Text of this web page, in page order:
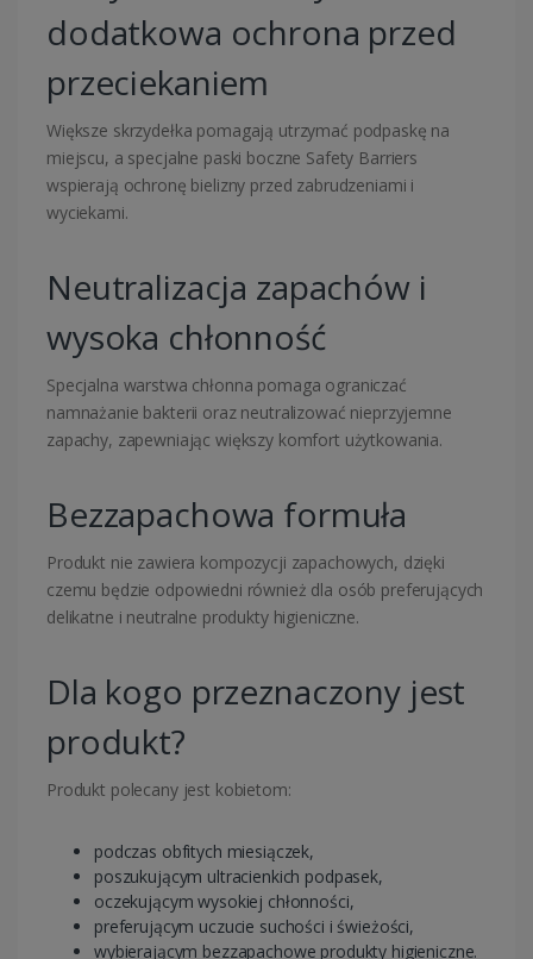
dodatkowa ochrona przed
przeciekaniem
Większe skrzydełka pomagają utrzymać podpaskę na
miejscu, a specjalne paski boczne Safety Barriers
wspierają ochronę bielizny przed zabrudzeniami i
wyciekami.
Neutralizacja zapachów i
wysoka chłonność
Specjalna warstwa chłonna pomaga ograniczać
namnażanie bakterii oraz neutralizować nieprzyjemne
zapachy, zapewniając większy komfort użytkowania.
Bezzapachowa formuła
Produkt nie zawiera kompozycji zapachowych, dzięki
czemu będzie odpowiedni również dla osób preferujących
delikatne i neutralne produkty higieniczne.
Dla kogo przeznaczony jest
produkt?
Produkt polecany jest kobietom:
podczas obfitych miesiączek,
poszukującym ultracienkich podpasek,
oczekującym wysokiej chłonności,
preferującym uczucie suchości i świeżości,
wybierającym bezzapachowe produkty higieniczne.